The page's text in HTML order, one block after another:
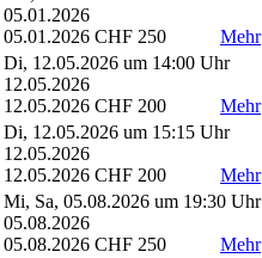
05.01.2026
05.01.2026 CHF 250 Mehr
Di, 12.05.2026 um 14:00 Uhr
12.05.2026
12.05.2026 CHF 200 Mehr
Di, 12.05.2026 um 15:15 Uhr
12.05.2026
12.05.2026 CHF 200 Mehr
Mi, Sa, 05.08.2026 um 19:30 Uhr
05.08.2026
05.08.2026 CHF 250 Mehr